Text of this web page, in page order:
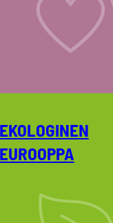
EKOLOGINEN
EUROOPPA